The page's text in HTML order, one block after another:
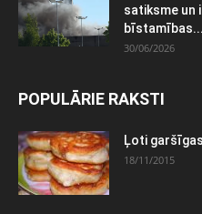
satiksme un
bīstamības...
30/06/2026
POPULĀRIE RAKSTI
Ļoti
18/11/2015